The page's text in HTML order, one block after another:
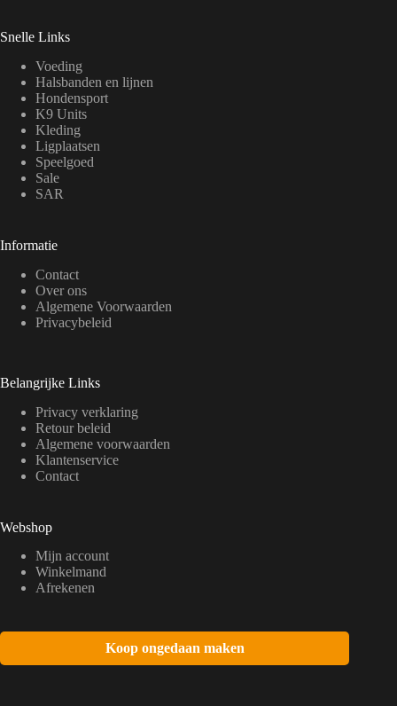
Snelle Links
Voeding
Halsbanden en lijnen
Hondensport
K9 Units
Kleding
Ligplaatsen
Speelgoed
Sale
SAR
Informatie
Contact
Over ons
Algemene Voorwaarden
Privacybeleid
Belangrijke Links
Privacy verklaring
Retour beleid
Algemene voorwaarden
Klantenservice
Contact
Webshop
Mijn account
Winkelmand
Afrekenen
Koop ongedaan maken